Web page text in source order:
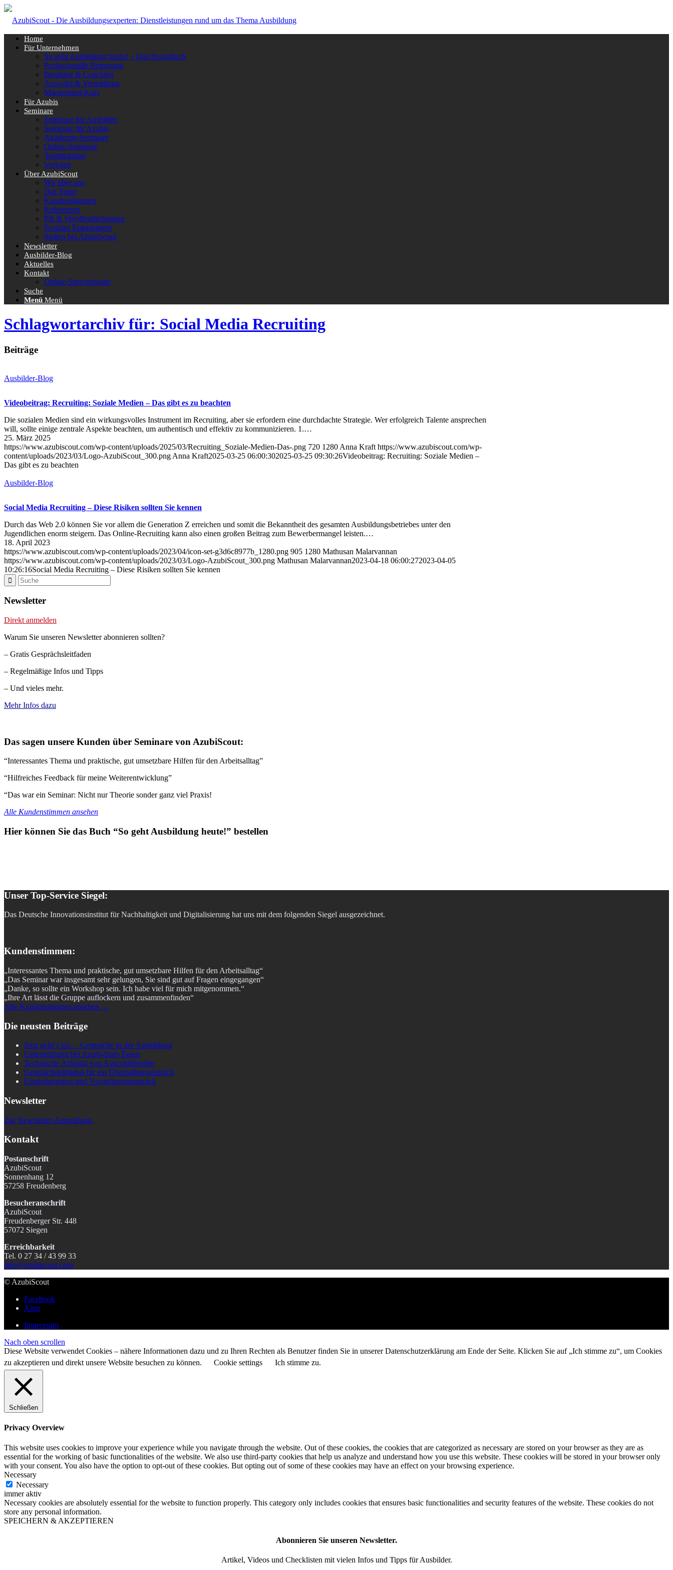
Home
Für Unternehmen
So geht Ausbildung heute! – Das Praxisbuch
Professionelle Betreuung
Beratung & Coaching
Auswahl & Vermittlung
Mastermind-Kurs
Für Azubis
Seminare
Seminare für Ausbilder
Seminare für Azubis
Akademie-Seminare
Online-Seminare
Teamtraining
Vorträge
Über AzubiScout
Wir über uns
Das Team
Kundenstimmen
Referenzen
PR & Veröffentlichungen
Soziales Engagement
Stellen bei AzubiScout
Newsletter
Ausbilder-Blog
Aktuelles
Kontakt
Online-Sprechstunde
Suche
Menü Menü
Schlagwortarchiv für: Social Media Recruiting
Beiträge
Ausbilder-Blog
Videobeitrag: Recruiting: Soziale Medien – Das gibt es zu beachten
Die sozialen Medien sind ein wirkungsvolles Instrument im Recruiting, aber sie erfordern eine durchdachte Strategie. Wer erfolgreich Talente ansprechen
will, sollte einige zentrale Aspekte beachten, um authentisch und effektiv zu kommunizieren. 1.…
25. März 2025
https://www.azubiscout.com/wp-content/uploads/2025/03/Recruiting_Soziale-Medien-Das-.png 720 1280 Anna Kraft https://www.azubiscout.com/wp-
content/uploads/2023/03/Logo-AzubiScout_300.png Anna Kraft2025-03-25 06:00:302025-03-25 09:30:26Videobeitrag: Recruiting: Soziale Medien –
Das gibt es zu beachten
Ausbilder-Blog
Social Media Recruiting – Diese Risiken sollten Sie kennen
Durch das Web 2.0 können Sie vor allem die Generation Z erreichen und somit die Bekanntheit des gesamten Ausbildungsbetriebes unter den
Jugendlichen enorm steigern. Das Online-Recruiting kann also einen großen Beitrag zum Bewerbermangel leisten.…
18. April 2023
https://www.azubiscout.com/wp-content/uploads/2023/04/icon-set-g3d6c8977b_1280.png 905 1280 Mathusan Malarvannan
https://www.azubiscout.com/wp-content/uploads/2023/03/Logo-AzubiScout_300.png Mathusan Malarvannan2023-04-18 06:00:272023-04-05
10:26:16Social Media Recruiting – Diese Risiken sollten Sie kennen
Newsletter
Direkt anmelden
Warum Sie unseren Newsletter abonnieren sollten?
– Gratis Gesprächsleitfaden
– Regelmäßige Infos und Tipps
– Und vieles mehr.
Mehr Infos dazu
Das sagen unsere Kunden über Seminare von AzubiScout:
“Interessantes Thema und praktische, gut umsetzbare Hilfen für den Arbeitsalltag”
“Hilfreiches Feedback für meine Weiterentwicklung”
“Das war ein Seminar: Nicht nur Theorie sonder ganz viel Praxis!
Alle Kundenstimmen ansehen
Hier können Sie das Buch “So geht Ausbildung heute!” bestellen
Unser Top-Service Siegel:
Das Deutsche Innovationsinstitut für Nachhaltigkeit und Digitalisierung hat uns mit dem folgenden Siegel ausgezeichnet.
Kundenstimmen:
„Interessantes Thema und praktische, gut umsetzbare Hilfen für den Arbeitsalltag“
„Das Seminar war insgesamt sehr gelungen, Sie sind gut auf Fragen eingegangen“
„Danke, so sollte ein Workshop sein. Ich habe viel für mich mitgenommen.“
„Ihre Art lässt die Gruppe auflockern und zusammenfinden“
Alle Kundenstimmen ansehen →
Die neusten Beiträge
Jetzt geht´s los… Gespräche in der Ausbildung
Unterstützung bei Azubi-Start-Tagen
Technische Affinität von Auszubildenden
Gesprächsleitfaden für ein Übernahmegespräch
Einstellungstest und Vorstellungsgespräch
Newsletter
Zur Newsletter-Anmeldung.
Kontakt
Postanschrift
AzubiScout
Sonnenhang 12
57258 Freudenberg
Besucheranschrift
AzubiScout
Freudenberger Str. 448
57072 Siegen
Erreichbarkeit
Tel. 0 27 34 / 43 99 33
info@azubiscout.com
© AzubiScout
Facebook
Xing
Impressum
Nach oben scrollen
Diese Website verwendet Cookies – nähere Informationen dazu und zu Ihren Rechten als Benutzer finden Sie in unserer Datenschutzerklärung am Ende der Seite. Klicken Sie auf „Ich stimme zu“, um Cookies
zu akzeptieren und direkt unsere Website besuchen zu können.
Cookie settings Ich stimme zu.
Schließen
Privacy Overview
This website uses cookies to improve your experience while you navigate through the website. Out of these cookies, the cookies that are categorized as necessary are stored on your browser as they are as
essential for the working of basic functionalities of the website. We also use third-party cookies that help us analyze and understand how you use this website. These cookies will be stored in your browser only
with your consent. You also have the option to opt-out of these cookies. But opting out of some of these cookies may have an effect on your browsing experience.
Necessary
Necessary
immer aktiv
Necessary cookies are absolutely essential for the website to function properly. This category only includes cookies that ensures basic functionalities and security features of the website. These cookies do not
store any personal information.
SPEICHERN & AKZEPTIEREN
Abonnieren Sie unseren Newsletter.
Artikel, Videos und Checklisten mit vielen Infos und Tipps für Ausbilder.